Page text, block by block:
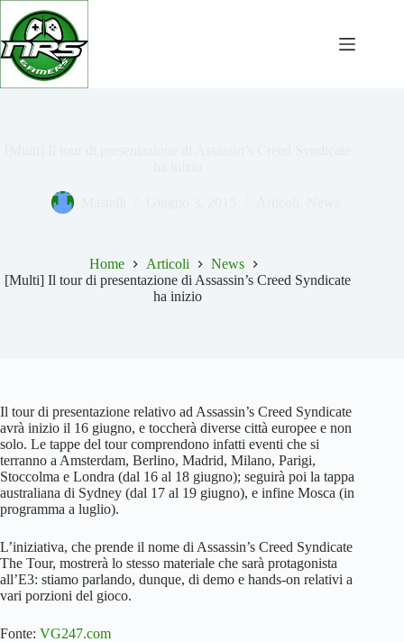
Salta
contenuto
Home Articoli
News
[Multi] Il tour di presentazione di Assassin’s Creed Syndicate
ha inizio
Il tour di presentazione relativo ad Assassin’s Creed Syndicate
avrà inizio il 16 giugno, e toccherà diverse città europee e non
solo. Le tappe del tour comprendono infatti eventi che si
terranno a Amsterdam, Berlino, Madrid, Milano, Parigi,
Stoccolma e Londra (dal 16 al 18 giugno); seguirà poi la tappa
australiana di Sydney (dal 17 al 19 giugno), e infine Mosca (in
programma a luglio).
L’iniziativa, che prende il nome di Assassin’s Creed Syndicate
The Tour, mostrerà lo stesso materiale che sarà protagonista
all’E3: stiamo parlando, dunque, di demo e hands-on relativi a
vari porzioni del gioco.
Fonte: VG247.com